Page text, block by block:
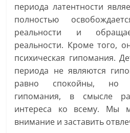
периода латентности
полностью
реальности и
реальности. Кроме того,
психическая гипомания.
периода не являются
равно спокойны, но
гипомания, в смысле
интереса ко всему. Мы
внимание и заставить